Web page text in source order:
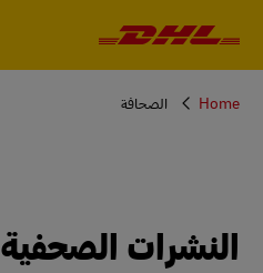
You
are
Home الصحافة
النشرات الصحفية